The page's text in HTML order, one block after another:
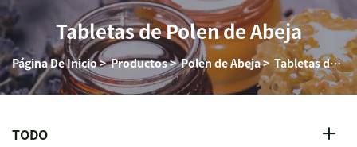
Tabletas de Polen de Abeja
Página De Inicio>Productos>Polen de Abeja>Tabletas de Polen de Abeja
TODO